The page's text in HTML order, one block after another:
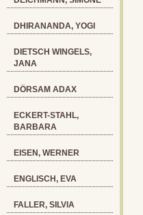
DHIRANANDA, YOGI
DIETSCH WINGELS,
JANA
DÖRSAM ADAX
ECKERT-STAHL,
BARBARA
EISEN, WERNER
ENGLISCH, EVA
FALLER, SILVIA